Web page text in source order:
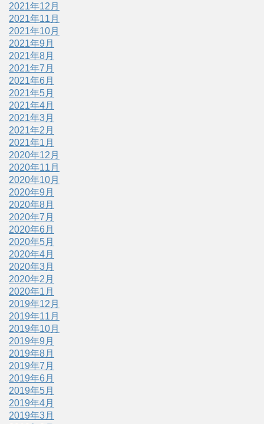
2021年12月
2021年11月
2021年10月
2021年9月
2021年8月
2021年7月
2021年6月
2021年5月
2021年4月
2021年3月
2021年2月
2021年1月
2020年12月
2020年11月
2020年10月
2020年9月
2020年8月
2020年7月
2020年6月
2020年5月
2020年4月
2020年3月
2020年2月
2020年1月
2019年12月
2019年11月
2019年10月
2019年9月
2019年8月
2019年7月
2019年6月
2019年5月
2019年4月
2019年3月